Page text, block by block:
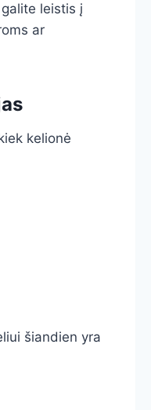
leistis į
ar
kelionė
šiandien yra